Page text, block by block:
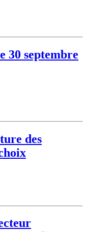
30 septembre
des